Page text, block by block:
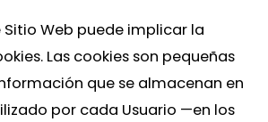
Sitio Web puede implicar la
Las cookies son pequeñas
que se almacenan en
por cada Usuario —en los